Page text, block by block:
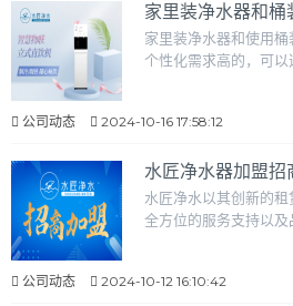
家里装净水器和桶
家里装净水器和使用桶
个性化需求高的，可以
公司动态 2024-10-16 17:58:12
水匠净水器加盟招
水匠净水以其创新的租
全方位的服务支持以及
公司动态 2024-10-12 16:10:42